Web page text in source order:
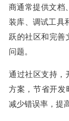
商通常提供文档
装库、调试工具
跃的社区和完善
问题。
通过社区支持，
方案，节省开发
减少错误率，提